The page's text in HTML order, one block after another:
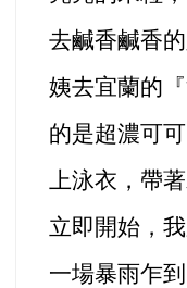
去鹹香鹹香
姨去宜蘭的
的是超濃可
上泳衣，帶
立即開始，
一場暴雨乍